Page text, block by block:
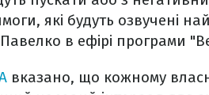
які будуть озвучені
в ефірі програми
вказано, що кожному